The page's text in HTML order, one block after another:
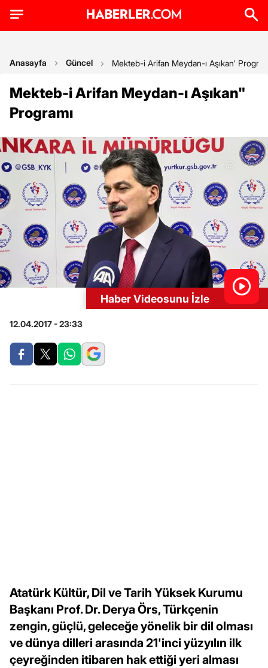
Anasayfa Güncel Mekteb-i Arifan Meydan-ı Aşıkan'
Mekteb-i Arifan Meydan-ı Aşıkan"
Programı
Haber Videosunu İzle
12.04.2017 - 23:33
Atatürk Kültür, Dil ve Tarih Yüksek Kurumu
Başkanı Prof. Dr. Derya Örs, Türkçenin
zengin, güçlü, geleceğe yönelik bir dil olması
ve dünya dilleri arasında 21'inci yüzyılın ilk
çeyreğinden itibaren hak ettiği yeri alması